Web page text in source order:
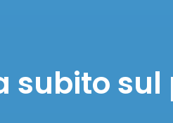
subito sul